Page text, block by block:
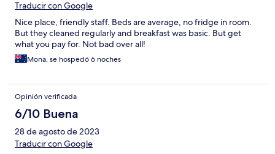
Traducir con Google
Nice place, friendly staff. Beds are average, no fridge in room.
But they cleaned regularly and breakfast was basic. But get
what you pay for. Not bad over all!
Mona, se hospedó 6 noches
Opinión verificada
6/10 Buena
28 de agosto de 2023
Traducir con Google